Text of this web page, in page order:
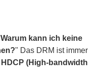
Warum kann ich keine
" Das DRM ist immer
HDCP (High-bandwidth